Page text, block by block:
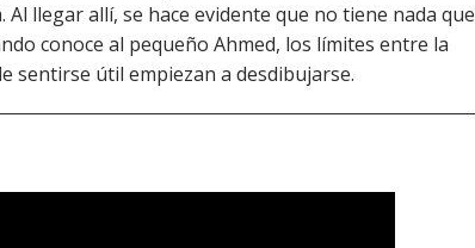
Al llegar allí, se hace evidente que no tiene nada que
conoce al pequeño Ahmed, los límites entre la
sentirse útil empiezan a desdibujarse.